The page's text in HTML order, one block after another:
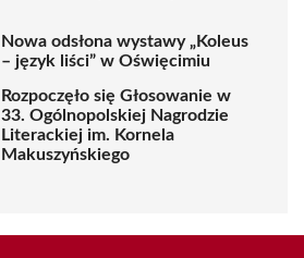
Nowa odsłona wystawy „Koleus
– język liści” w Oświęcimiu
Rozpoczęło się Głosowanie w
33. Ogólnopolskiej Nagrodzie
Literackiej im. Kornela
Makuszyńskiego